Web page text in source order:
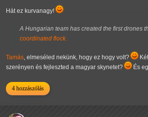
Hát ez kurvanagy!
A Hungarian team has created the first drones
coordinated flock.
Tamás, elmeséled nekünk, hogy ez hogy volt?
szerényen és fejleszted a magyar skynetet?
És
4 hozzászólás